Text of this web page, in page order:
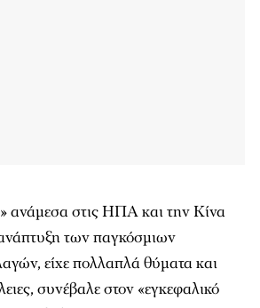
ανάμεσα στις ΗΠΑ και την Κίνα
των παγκόσμιων
είχε πολλαπλά θύματα και
συνέβαλε στον «εγκεφαλικό